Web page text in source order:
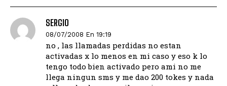
SERGIO
08/07/2008 En 19:19
no , las llamadas perdidas no estan
activadas x lo menos en mi caso y eso k lo
tengo todo bien activado pero ami no me
llega ningun sms y me dao 200 tokes y nada